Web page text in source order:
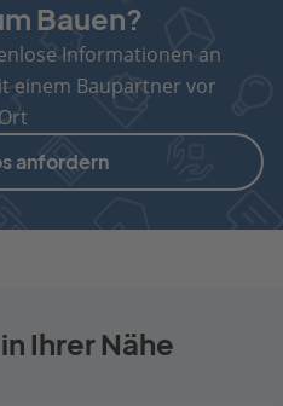
Bauen?
Informationen an
einem Baupartner vor
Ort
anfordern
Ihrer Nähe